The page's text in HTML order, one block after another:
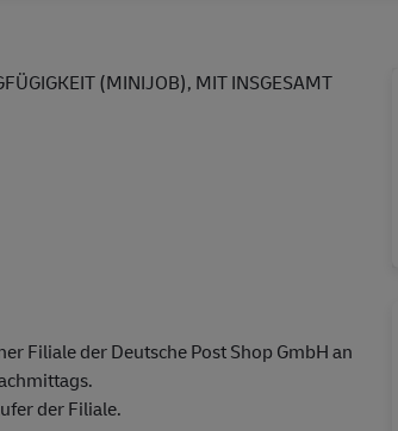
(MINIJOB), MIT INSGESAMT
Filiale der Deutsche Post Shop GmbH an
der Filiale.